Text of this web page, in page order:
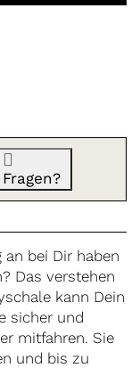
Fragen?
bei Dir haben
Das verstehen
kann Dein
sicher und
mitfahren. Sie
und bis zu